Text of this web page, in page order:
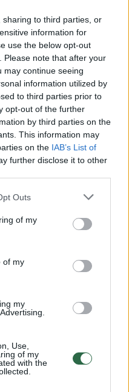
to third parties, or
information for
use the below opt-out
Please note that after your
may continue seeing
information utilized by
to third parties prior to
opt-out of the further
by third parties on the
This information may
on the IAB’s List of
further disclose it to other
Outs
of my
of my
my
Use,
of my
with the
su karaliumi
žvaigždė
Williamson
situaciją, į kurią
Karoliu III.
įsiminė ilgam –
bet ir netyčia